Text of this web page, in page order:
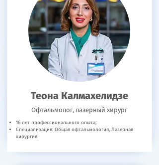
Теона Калмахелидзе
Офтальмолог, лазерный хирург
16 лет профессионального опыта;
Специализация: Общая офтальмология, Лазерная
хирургия